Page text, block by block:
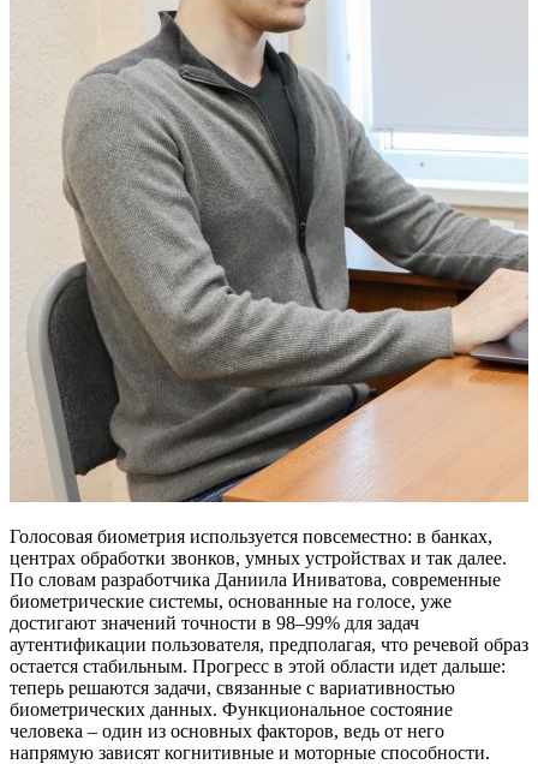
Голосовая биометрия используется повсеместно: в банках,
центрах обработки звонков, умных устройствах и так далее.
По словам разработчика Даниила Иниватова, современные
биометрические системы, основанные на голосе, уже
достигают значений точности в 98–99% для задач
аутентификации пользователя, предполагая, что речевой образ
остается стабильным. Прогресс в этой области идет дальше:
теперь решаются задачи, связанные с вариативностью
биометрических данных. Функциональное состояние
человека – один из основных факторов, ведь от него
напрямую зависят когнитивные и моторные способности.